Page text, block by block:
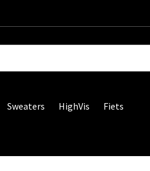
Sweaters HighVis Fiets